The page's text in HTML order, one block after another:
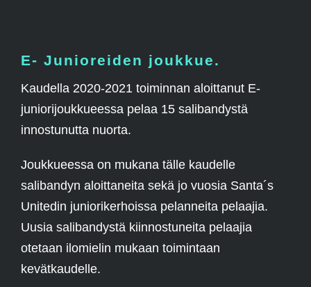
E- Junioreiden joukkue.
Kaudella 2020-2021 toiminnan aloittanut E-
juniorijoukkueessa pelaa 15 salibandystä
innostunutta nuorta.
Joukkueessa on mukana tälle kaudelle
salibandyn aloittaneita sekä jo vuosia Santa´s
Unitedin juniorikerhoissa pelanneita pelaajia.
Uusia salibandystä kiinnostuneita pelaajia
otetaan ilomielin mukaan toimintaan
kevätkaudelle.